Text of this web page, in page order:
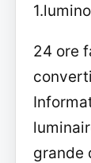
24 ore
grande